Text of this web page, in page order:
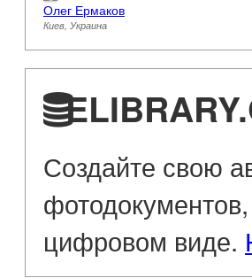
Олег Ермаков
Киев, Украина
Создайте свою
цифровом виде.